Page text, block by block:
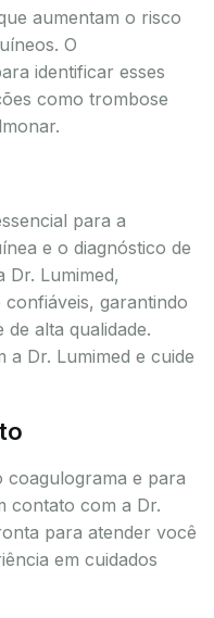
aumentam o risco
O
identificar esses
como trombose
para a
e o diagnóstico de
Dr. Lumimed,
garantindo
alta qualidade.
a Dr. Lumimed e cuide
coagulograma e para
contato com a Dr.
para atender você
em cuidados